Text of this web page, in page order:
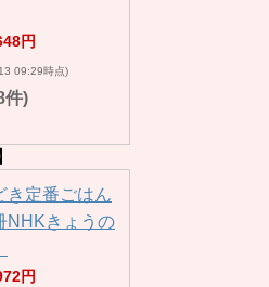
円
09:29時点)
件)
き定番ごはん
NHKきょうの
円